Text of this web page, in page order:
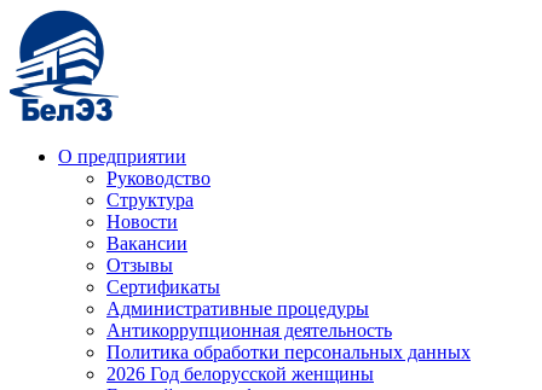
О предприятии
Руководство
Структура
Новости
Вакансии
Отзывы
Сертификаты
Административные процедуры
Антикоррупционная деятельность
Политика обработки персональных данных
2026 Год белорусской женщины